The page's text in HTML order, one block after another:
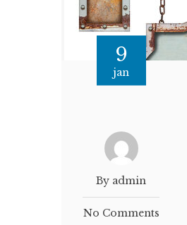
9
jan
By admin
No Comments